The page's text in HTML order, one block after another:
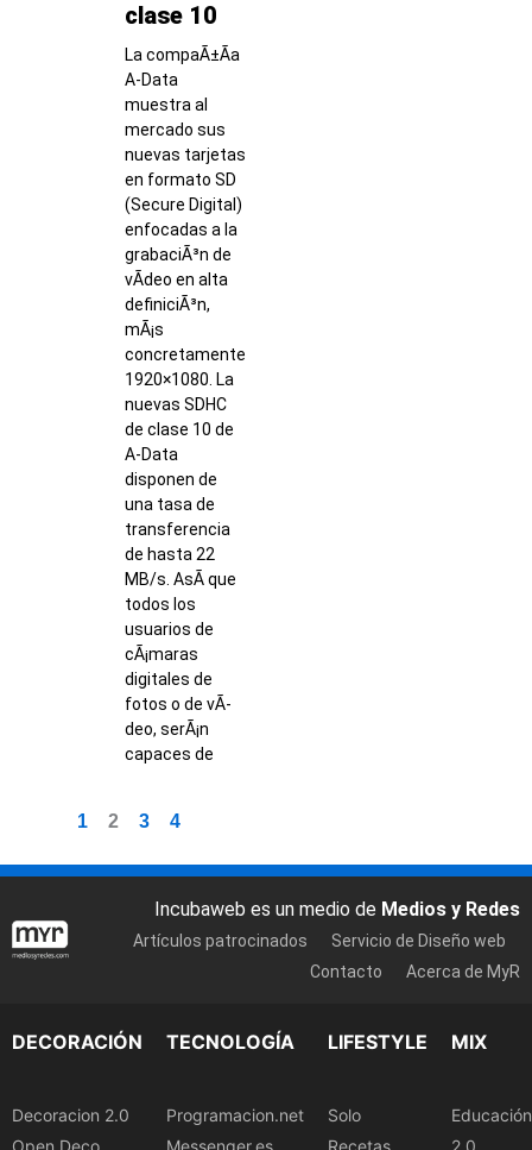
clase 10
La compaÃ±Ã­a
A-Data
muestra al
mercado sus
nuevas tarjetas
en formato SD
(Secure Digital)
enfocadas a la
grabaciÃ³n de
vÃ­deo en alta
definiciÃ³n,
mÃ¡s
concretamente
1920×1080. La
nuevas SDHC
de clase 10 de
A-Data
disponen de
una tasa de
transferencia
de hasta 22
MB/s. AsÃ­ que
todos los
usuarios de
cÃ¡maras
digitales de
fotos o de vÃ­
deo, serÃ¡n
capaces de
1 2 3 4
Incubaweb es un medio de Medios y Redes
Artículos patrocinados
Servicio de Diseño web
Contacto
Acerca de MyR
DECORACIÓN
Decoracion 2.0
Open Deco
TECNOLOGÍA
Programacion.net
Messenger.es
LIFESTYLE
Solo
Recetas
MIX
Educación
2.0